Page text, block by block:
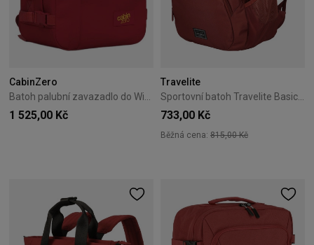
CabinZero
Batoh palubní zavazadlo do Wizzair Cabin Zero Classic 28L Ketchup
1 525,00 Kč
Travelite
Sportovní batoh Travelite Basics Canyon
733,00 Kč
Běžná cena: 815,00 Kč